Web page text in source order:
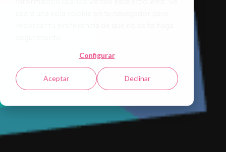
Configurar
Aceptar Declinar